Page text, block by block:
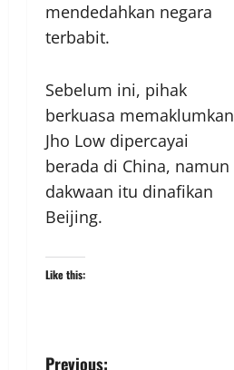
mendedahkan negara
terbabit.
Sebelum ini, pihak
berkuasa memaklumkan
Jho Low dipercayai
berada di China, namun
dakwaan itu dinafikan
Beijing.
Like this:
Previous: